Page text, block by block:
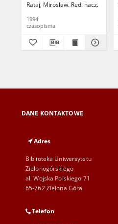
Rataj, Mirosław. Red. nacz.
1994
czasopisma
DANE KONTAKTOWE
Adres
Biblioteka Uniwersytetu
Zielonogórskiego
al. Wojska Polskiego 71
65-762 Zielona Góra
Telefon